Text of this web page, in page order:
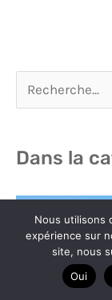
Dans la
Nous utilisons
expérience sur
site, nous
Oui